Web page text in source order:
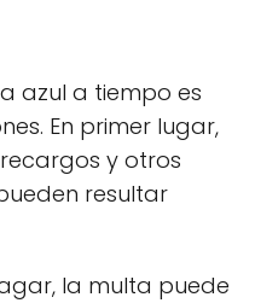
azul a tiempo es
En primer lugar,
y otros
resultar
la multa puede